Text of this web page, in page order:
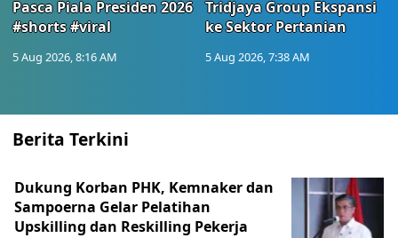
Pasca Piala Presiden 2026
#shorts #viral
5 Aug 2026, 8:16 AM
Tridjaya Group Ekspansi
ke Sektor Pertanian
5 Aug 2026, 7:38 AM
Berita Terkini
Dukung Korban PHK, Kemnaker dan
Sampoerna Gelar Pelatihan
Upskilling dan Reskilling Pekerja